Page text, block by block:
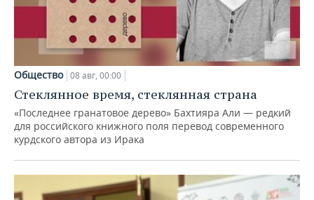
Общество 08 авг, 00:00
Стеклянное время, стеклянная страна
«Последнее гранатовое дерево» Бахтияра Али — редкий
для российского книжного поля перевод современного
курдского автора из Ирака